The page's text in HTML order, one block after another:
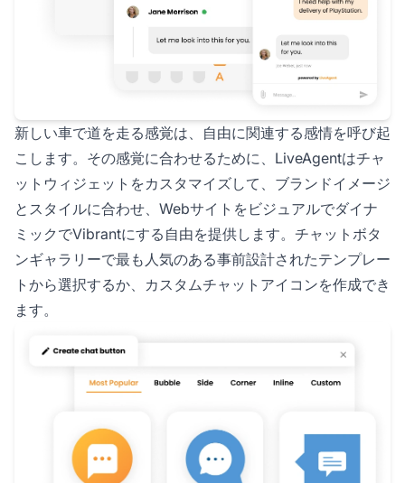
新しい車で道を走る感覚は、自由に関連する感情を呼び起
こします。その感覚に合わせるために、LiveAgentはチャ
ットウィジェットをカスタマイズして、ブランドイメージ
とスタイルに合わせ、Webサイトをビジュアルでダイナ
ミックでVibrantにする自由を提供します。チャットボタ
ンギャラリーで最も人気のある事前設計されたテンプレー
トから選択するか、カスタムチャットアイコンを作成でき
ます。